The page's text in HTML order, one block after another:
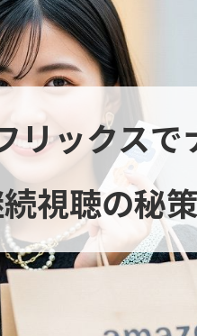
リックス
視聴の秘